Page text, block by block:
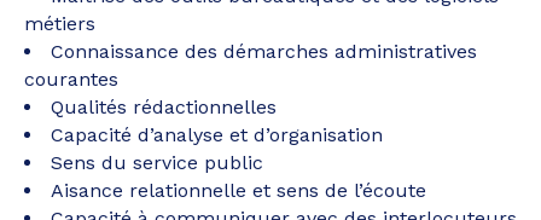
métiers
Connaissance des démarches administratives
courantes
Qualités rédactionnelles
Capacité d’analyse et d’organisation
Sens du service public
Aisance relationnelle et sens de l’écoute